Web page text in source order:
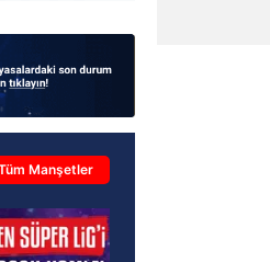
Manşetler